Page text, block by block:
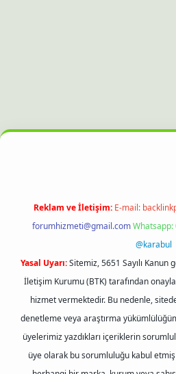
hiltonbet güncel giriş
Reklam ve İletişim: E-mail:
forumhizmeti@gmail.comWhatsapp:
@karabul
Yasal Uyarı:Sitemiz, 5651 Sayılı
İletişim Kurumu (BTK) tarafından
hizmet vermektedir. Bu nedenle,
denetleme veya araştırma
üyelerimiz yazdıkları içeriklerin
üye olarak bu sorumluluğu kabul etmiş